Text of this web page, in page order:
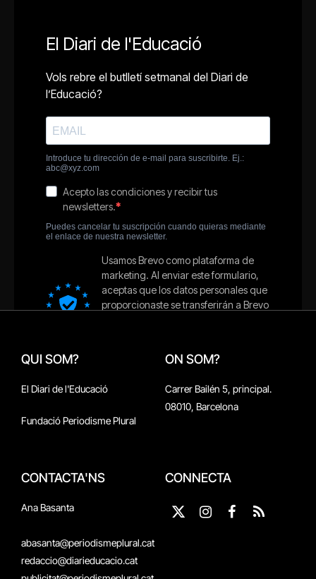
QUI SOM?
El Diari de l'Educació
Fundació Periodisme Plural
ON SOM?
Carrer Bailén 5, principal.
08010, Barcelona
CONTACTA'NS
Ana Basanta
abasanta@periodismeplural.cat
redaccio@diarieducacio.cat
CONNECTA
X
InstagramFacebook
RSS